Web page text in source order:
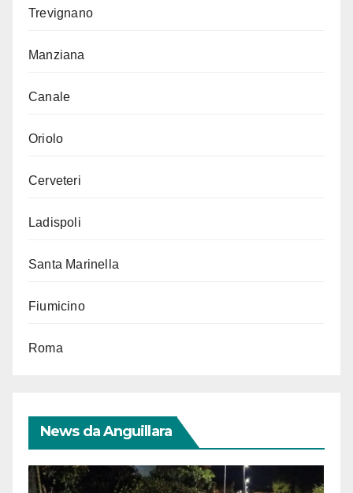
Trevignano
Manziana
Canale
Oriolo
Cerveteri
Ladispoli
Santa Marinella
Fiumicino
Roma
News da Anguillara